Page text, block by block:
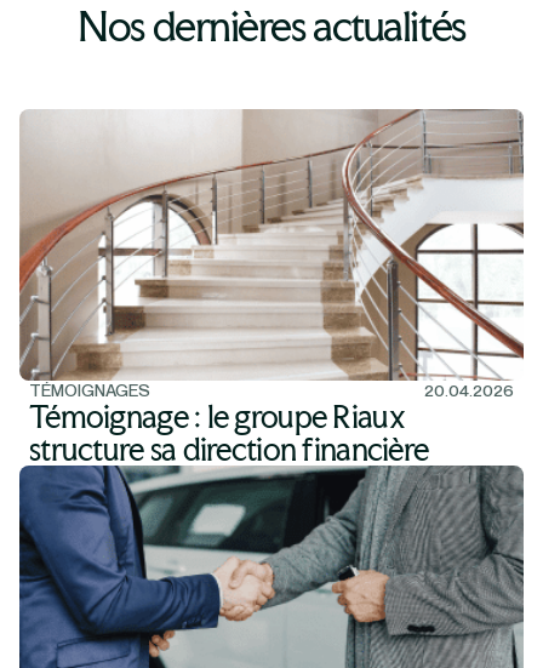
Nos dernières actualités
TÉMOIGNAGES 20.04.2026
Témoignage : le groupe Riaux
structure sa direction financière